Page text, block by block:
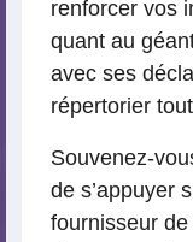
renforcer vos
quant au
avec ses
répertorier
Souvenez-
de s’appuyer
fournisseur